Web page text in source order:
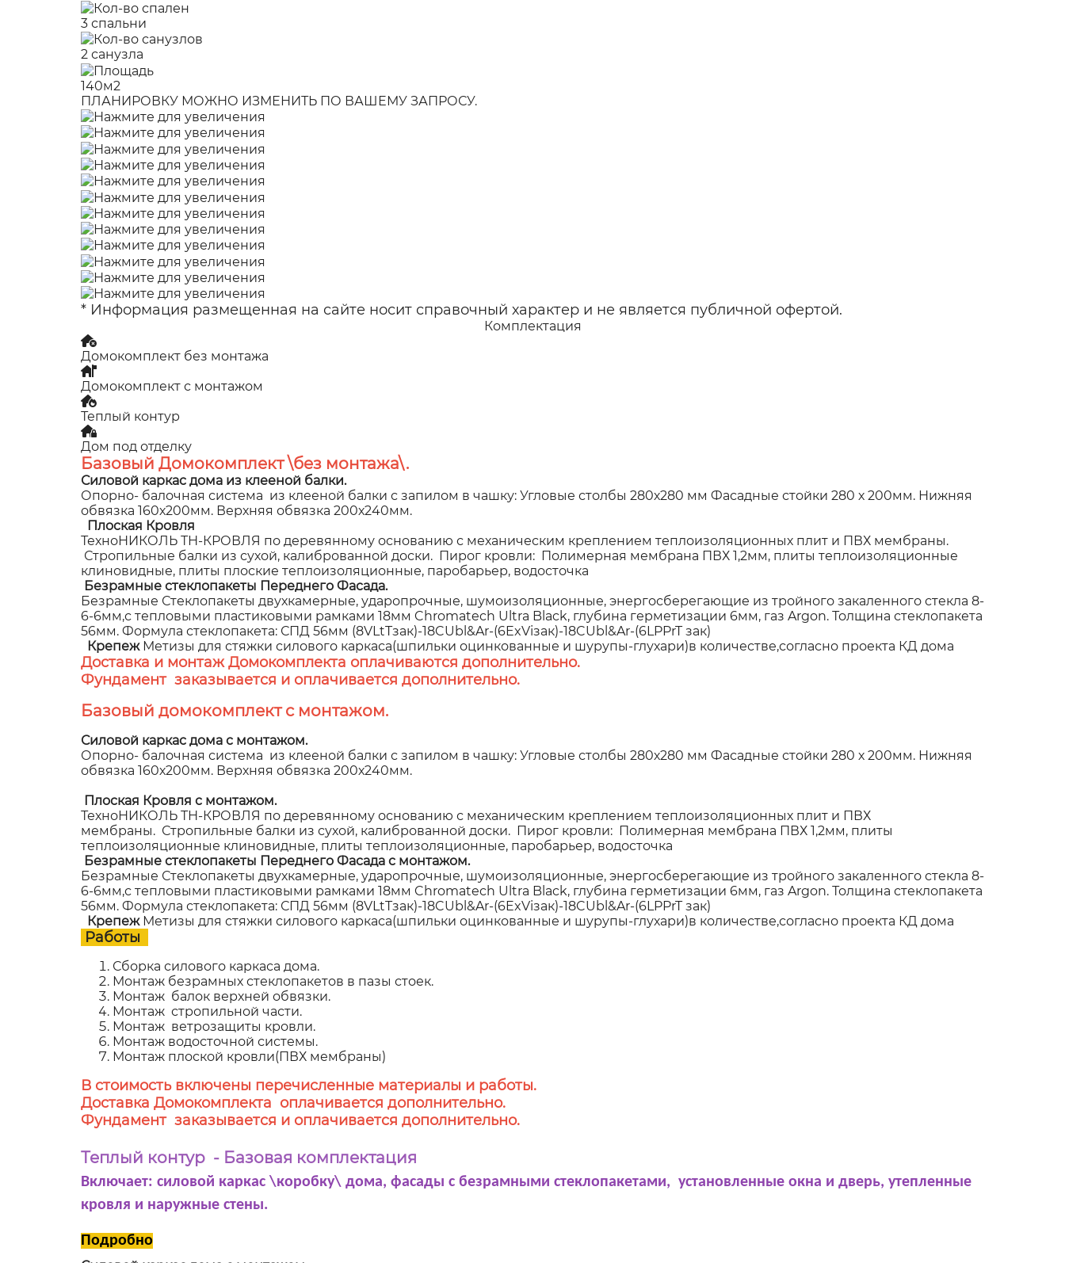
3 спальни
2 санузла
140м2
ПЛАНИРОВКУ МОЖНО ИЗМЕНИТЬ ПО ВАШЕМУ ЗАПРОСУ.
* Информация размещенная на сайте носит справочный характер и не является публичной офертой.
Комплектация
Домокомплект без монтажа
Домокомплект с монтажом
Теплый контур
Дом под отделку
Базовый Домокомплект \без монтажа\.
Силовой каркас дома из клееной балки.
Опорно- балочная система из клееной балки с запилом в чашку: Угловые столбы 280х280 мм Фасадные стойки 280 х 200мм. Нижняя
обвязка 160х200мм. Верхняя обвязка 200х240мм.
Плоская Кровля
ТехноНИКОЛЬ ТН-КРОВЛЯ по деревянному основанию с механическим креплением теплоизоляционных плит и ПВХ мембраны.
Стропильные балки из сухой, калиброванной доски. Пирог кровли: Полимерная мембрана ПВХ 1,2мм, плиты теплоизоляционные
клиновидные, плиты плоские теплоизоляционные, паробарьер, водосточка
Безрамные стеклопакеты Переднего Фасада.
Безрамные Стеклопакеты двухкамерные, ударопрочные, шумоизоляционные, энергосберегающие из тройного закаленного стекла 8-
6-6мм,с тепловыми пластиковыми рамками 18мм Chromatech Ultra Black, глубина герметизации 6мм, газ Argon. Толщина стеклопакета
56мм. Формула стеклопакета: СПД 56мм (8VLtTзак)-18CUbl&Ar-(6ExViзак)-18CUbl&Ar-(6LPPrT зак)
Крепеж Метизы для стяжки силового каркаса(шпильки оцинкованные и шурупы-глухари)в количестве,согласно проекта КД дома
Доставка и монтаж Домокомплекта оплачиваются дополнительно.
Фундамент заказывается и оплачивается дополнительно.
Базовый домокомплект с монтажом.
Силовой каркас дома с монтажом.
Опорно- балочная система из клееной балки с запилом в чашку: Угловые столбы 280х280 мм Фасадные стойки 280 х 200мм. Нижняя
обвязка 160х200мм. Верхняя обвязка 200х240мм.
Плоская Кровля с монтажом.
ТехноНИКОЛЬ ТН-КРОВЛЯ по деревянному основанию с механическим креплением теплоизоляционных плит и ПВХ
мембраны. Стропильные балки из сухой, калиброванной доски. Пирог кровли: Полимерная мембрана ПВХ 1,2мм, плиты
теплоизоляционные клиновидные, плиты теплоизоляционные, паробарьер, водосточка
Безрамные стеклопакеты Переднего Фасада с монтажом.
Безрамные Стеклопакеты двухкамерные, ударопрочные, шумоизоляционные, энергосберегающие из тройного закаленного стекла 8-
6-6мм,с тепловыми пластиковыми рамками 18мм Chromatech Ultra Black, глубина герметизации 6мм, газ Argon. Толщина стеклопакета
56мм. Формула стеклопакета: СПД 56мм (8VLtTзак)-18CUbl&Ar-(6ExViзак)-18CUbl&Ar-(6LPPrT зак)
Крепеж Метизы для стяжки силового каркаса(шпильки оцинкованные и шурупы-глухари)в количестве,согласно проекта КД дома
Работы
Сборка силового каркаса дома.
Монтаж безрамных стеклопакетов в пазы стоек.
Монтаж балок верхней обвязки.
Монтаж стропильной части.
Монтаж ветрозащиты кровли.
Монтаж водосточной системы.
Монтаж плоской кровли(ПВХ мембраны)
В стоимость включены перечисленные материалы и работы.
Доставка Домокомплекта оплачивается дополнительно.
Фундамент заказывается и оплачивается дополнительно.
Теплый контур - Базовая комплектация
Включает: силовой каркас \коробку\ дома, фасады с безрамными стеклопакетами, установленные окна и дверь, утепленные
кровля и наружные стены.
Подробно